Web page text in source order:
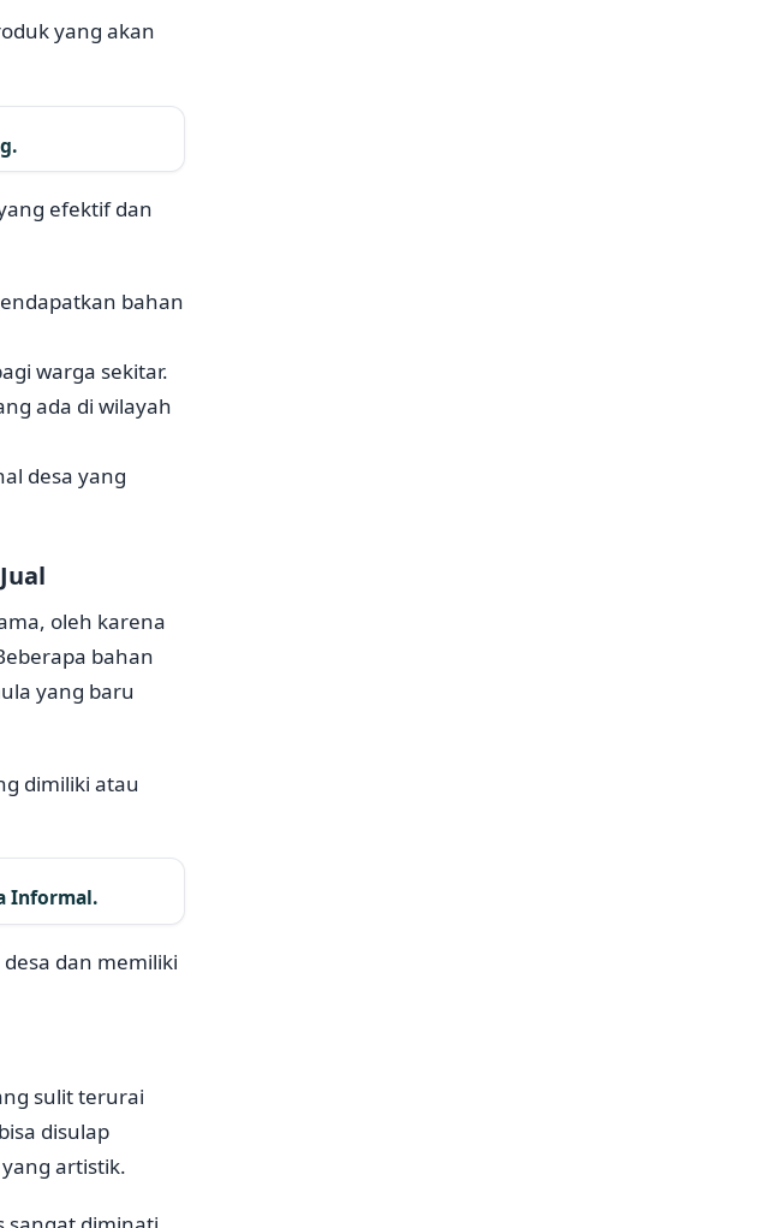
yang akan
efektif dan
bahan
warga sekitar.
ada di wilayah
desa yang
oleh karena
bahan
yang baru
dimiliki atau
Informal.
dan memiliki
sulit terurai
disulap
artistik.